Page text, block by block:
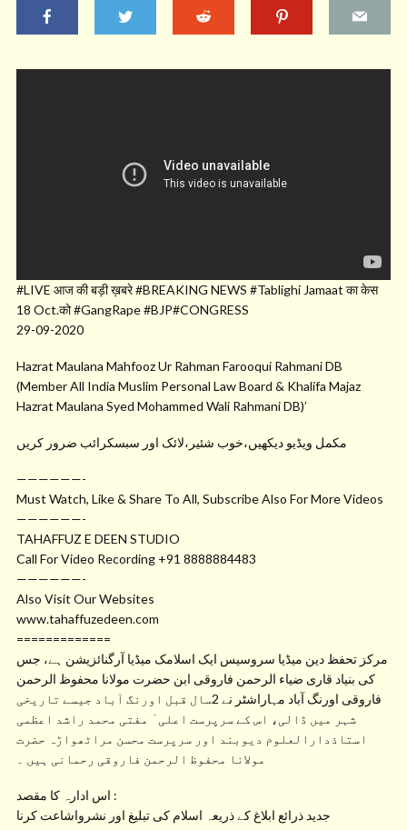
#LIVE आज की बड़ी ख़बरे #BREAKING NEWS #Tablighi Jamaat का केस
18 Oct.को #GangRape #BJP#CONGRESS
29-09-2020
Hazrat Maulana Mahfooz Ur Rahman Farooqui Rahmani DB
(Member All India Muslim Personal Law Board & Khalifa Majaz
Hazrat Maulana Syed Mohammed Wali Rahmani DB)’
مکمل ویڈیو دیکھیں،خوب شئیر،لائک اور سبسکرائب ضرور کریں
——————-
Must Watch, Like & Share To All, Subscribe Also For More Videos
——————-
TAHAFFUZ E DEEN STUDIO
Call For Video Recording +91 8888884483
——————-
Also Visit Our Websites
www.tahaffuzedeen.com
=============
مرکز تحفظ دین میڈیا سروسیس ایک اسلامک میڈیا آرگنائزیشن ہے، جس
کی بنیاد قاری ضیاء الرحمن فاروقی ابن حضرت مولانا محفوظ الرحمن
فاروقی اورنگ آباد مہاراشٹر نے 2سال قبل اورنگ آباد جیسے تاریخی
شہر میں ڈالی، اس کے سرپرست اعلی ٰ مفتی محمد راشد اعظمی
استاذدارالعلوم دیوبند اور سرپرست محسن مراٹھواڑہ حضرت
مولانا محفوظ الرحمن فاروقی رحمانی ہیں ۔
اس ادارہ کا مقصد :
جدید ذرائع ابلاغ کے ذریعہ اسلام کی تبلیغ اور نشرواشاعت کرنا